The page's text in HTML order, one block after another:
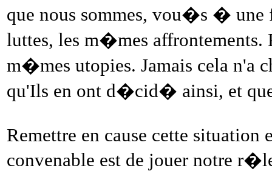
que nous sommes, vou�s � une
luttes, les m�mes
m�mes utopies. Jamais cela n'a
qu'Ils en ont d�cid� ainsi, et
Remettre en cause cette
convenable est de jouer notre